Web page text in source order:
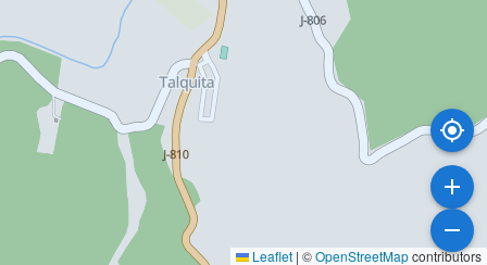
Leaflet | ©OpenStreetMapcontributors